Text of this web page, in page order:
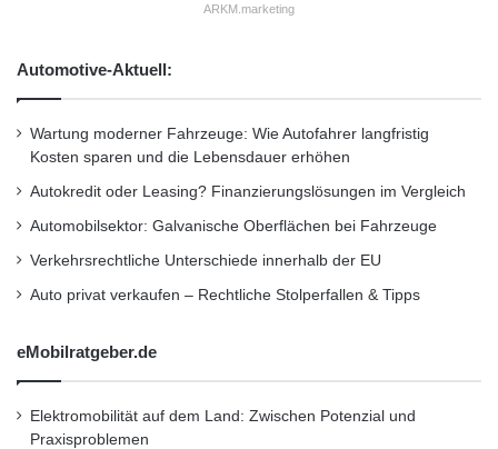
Im Vergleich zu gewöhnlichen Platten
frostunempfindlichen Material und macht ein
aufwendiges Betonieren von
Streifenfundamenten überflüssig. Neben der
enormen Zeiteinsparung – da Estrich und
sprechen auch die bereits werkseitig integrierte
für sich. Können herkömmliche Platten Wärme
von bowatech eine hohe
ARKM.marketing
Automotive-Aktuell:
Wartung moderner Fahrzeuge: Wie Autofahrer langfristig
Kosten sparen und die Lebensdauer erhöhen
Autokredit oder Leasing? Finanzierungslösungen im Vergleich
Automobilsektor: Galvanische Oberflächen bei Fahrzeuge
Verkehrsrechtliche Unterschiede innerhalb der EU
Auto privat verkaufen – Rechtliche Stolperfallen & Tipps
eMobilratgeber.de
Elektromobilität auf dem Land: Zwischen Potenzial und
Praxisproblemen